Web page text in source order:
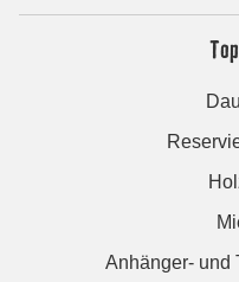
Anhänger- und